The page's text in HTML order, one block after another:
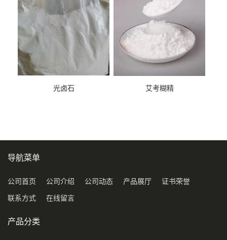
光卤石 艾考糊精
导航菜单
公司首页 公司介绍 公司动态 产品展厅 证书荣誉
联系方式 在线留言
产品分类